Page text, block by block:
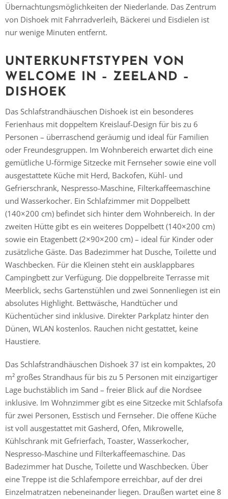
Übernachtungsmöglichkeiten der Niederlande. Das Zentrum
von Dishoek mit Fahrradverleih, Bäckerei und Eisdielen ist
nur wenige Minuten entfernt.
UNTERKUNFTSTYPEN VON
WELCOME IN – ZEELAND –
DISHOEK
Das Schlafstrandhäuschen Dishoek ist ein besonderes
Ferienhaus mit doppeltem Kreislauf-Design für bis zu 6
Personen – überraschend geräumig und ideal für Familien
oder Freundesgruppen. Im Wohnbereich erwartet dich eine
gemütliche U-förmige Sitzecke mit Fernseher sowie eine voll
ausgestattete Küche mit Herd, Backofen, Kühl- und
Gefrierschrank, Nespresso-Maschine, Filterkaffeemaschine
und Wasserkocher. Ein Schlafzimmer mit Doppelbett
(140×200 cm) befindet sich hinter dem Wohnbereich. In der
zweiten Hütte gibt es ein weiteres Doppelbett (140×200 cm)
sowie ein Etagenbett (2×90×200 cm) – ideal für Kinder oder
zusätzliche Gäste. Das Badezimmer hat Dusche, Toilette und
Waschbecken. Für die Kleinen steht ein ausklappbares
Campingbett zur Verfügung. Die doppelbreite Terrasse mit
Meerblick, sechs Gartenstühlen und zwei Sonnenliegen ist ein
absolutes Highlight. Bettwäsche, Handtücher und
Küchentücher sind inklusive. Direkter Parkplatz hinter den
Dünen, WLAN kostenlos. Rauchen nicht gestattet, keine
Haustiere.
Das Schlafstrandhäuschen Dishoek 37 ist ein kompaktes, 20
m² großes Strandhaus für bis zu 5 Personen mit einzigartiger
Lage buchstäblich im Sand – freier Blick auf die Nordsee
inklusive. Im Wohnzimmer gibt es eine Sitzecke mit Schlafsofa
für zwei Personen, Esstisch und Fernseher. Die offene Küche
ist voll ausgestattet mit Gasherd, Ofen, Mikrowelle,
Kühlschrank mit Gefrierfach, Toaster, Wasserkocher,
Nespresso-Maschine und Filterkaffeemaschine. Das
Badezimmer hat Dusche, Toilette und Waschbecken. Über
eine Treppe ist die Schlafempore erreichbar, auf der drei
Einzelmatratzen nebeneinander liegen. Draußen wartet eine 8